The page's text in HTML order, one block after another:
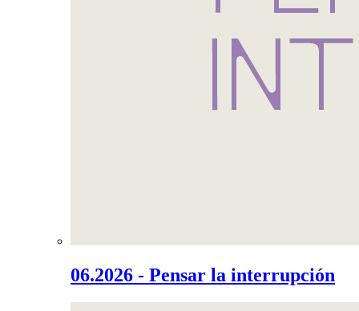
06.2026 - Pensar la interrupción